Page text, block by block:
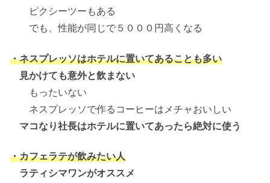
ピクシーツーもある
でも、性能が同じで５０００円高くなる
・ネスプレッソはホテルに置いてあることも多い
見かけても意外と飲まない
もったいない
ネスプレッソで作るコーヒーはメチャおいしい
マコなり社長はホテルに置いてあったら絶対に使う
・カフェラテが飲みたい人
ラティシマワンがオススメ